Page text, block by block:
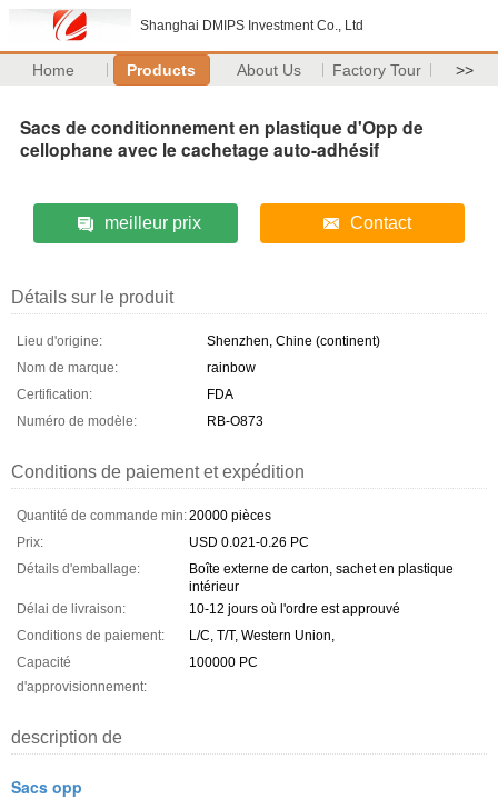
Shanghai DMIPS Investment Co., Ltd
Home Products About Us Factory Tour >>
Sacs de conditionnement en plastique d'Opp de
cellophane avec le cachetage auto-adhésif
meilleur prix Contact
Détails sur le produit
Lieu d'origine:
Shenzhen, Chine (continent)
Nom de marque:
rainbow
Certification:
FDA
Numéro de modèle:
RB-O873
Conditions de paiement et expédition
Quantité de commande min:20000 pièces
Prix:
USD 0.021-0.26 PC
Détails d'emballage:
Boîte externe de carton, sachet en plastique
intérieur
Délai de livraison:
10-12 jours où l'ordre est approuvé
Conditions de paiement:
L/C, T/T, Western Union,
Capacité
d'approvisionnement:
100000 PC
description de
Sacs opp